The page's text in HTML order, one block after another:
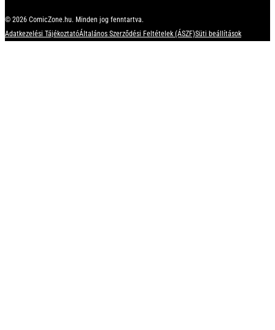
© 2026 ComicZone.hu. Minden jog fenntartva.
Adatkezelési TájékoztatóÁltalános Szerződési Feltételek (ÁSZF)Süti beállítások